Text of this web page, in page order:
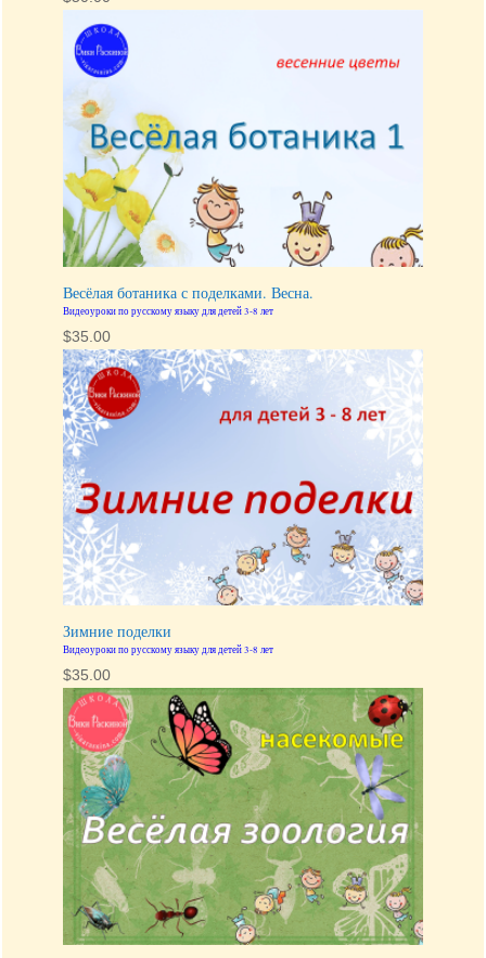
Весёлая ботаника с поделками. Весна.
Видеоуроки по русскому языку для детей 3-8 лет
$35.00
Зимние поделки
Видеоуроки по русскому языку для детей 3-8 лет
$35.00